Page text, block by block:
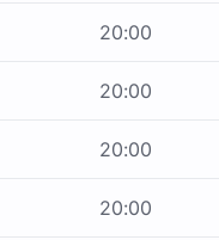
20:00
20:00
20:00
20:00